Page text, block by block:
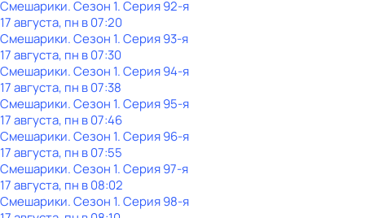
Смешарики. Сезон 1. Серия 92-я
17 августа, пн в 07:20
Смешарики. Сезон 1. Серия 93-я
17 августа, пн в 07:30
Смешарики. Сезон 1. Серия 94-я
17 августа, пн в 07:38
Смешарики. Сезон 1. Серия 95-я
17 августа, пн в 07:46
Смешарики. Сезон 1. Серия 96-я
17 августа, пн в 07:55
Смешарики. Сезон 1. Серия 97-я
17 августа, пн в 08:02
Смешарики. Сезон 1. Серия 98-я